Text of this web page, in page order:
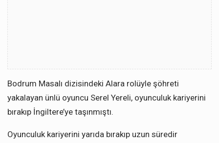
Bodrum Masalı dizisindeki Alara rolüyle şöhreti
yakalayan ünlü oyuncu Serel Yereli, oyunculuk kariyerini
bırakıp İngiltere’ye taşınmıştı.
Oyunculuk kariyerini yarıda bırakıp uzun süredir